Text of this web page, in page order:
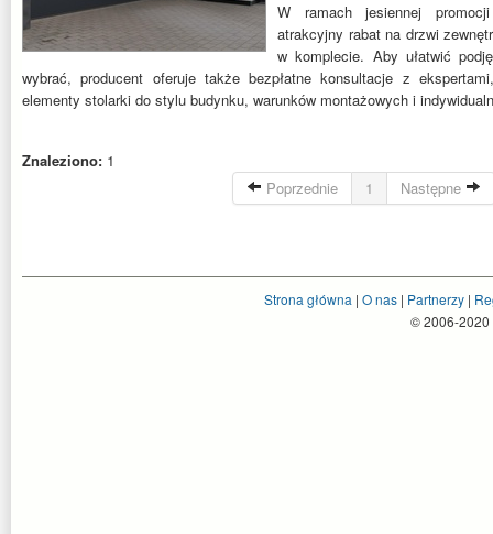
W ramach jesiennej
atrakcyjny rabat na drzwi
w komplecie. Aby ułatwić
wybrać, producent oferuje także bezpłatne konsultacje z
elementy stolarki do stylu budynku, warunków montażowych i
Znaleziono: 1
Poprzednie
1 Następne
Strona główna | O nas| Partnerzy|
© 2006-2020